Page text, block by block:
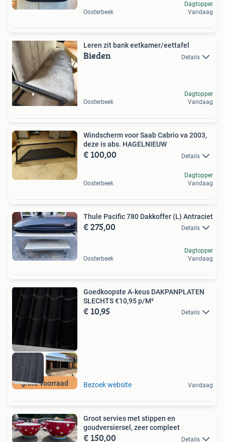
Oosterbeek
Dagtopper
Vandaag
Leren zit bank eetkamer/eettafel
Bieden Details
Oosterbeek
Dagtopper
Vandaag
Windscherm voor Saab Cabrio va 2003,
deze is abs. HAGELNIEUW
€ 100,00 Details
Oosterbeek
Dagtopper
Vandaag
Thule Pacific 780 Dakkoffer (L) Antraciet
€ 275,00 Details
Oosterbeek
Dagtopper
Vandaag
grote voorraad
Goedkoopste A-keus DAKPANPLATEN
SLECHTS €10,95 p/M²
€ 10,95 Details
Bezoek website Vandaag
Groot servies met stippen en
goudversiersel, zeer compleet
€ 150,00 Details